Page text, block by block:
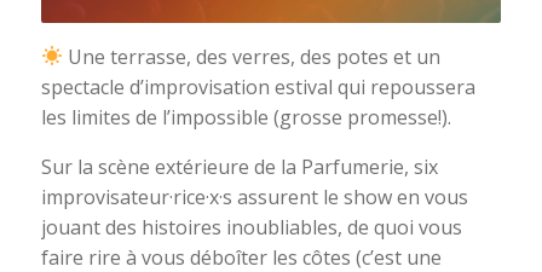
Une terrasse, des verres, des potes et un
spectacle d’improvisation estival qui repoussera
les limites de l’impossible (grosse promesse!).
Sur la scène extérieure de la Parfumerie, six
improvisateur·rice·x·s assurent le show en vous
jouant des histoires inoubliables, de quoi vous
faire rire à vous déboîter les côtes (c’est une